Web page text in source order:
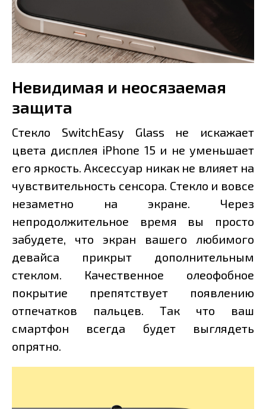
Невидимая и неосязаемая
защита
Стекло SwitchEasy Glass не искажает
цвета дисплея iPhone 15 и не уменьшает
его яркость. Аксессуар никак не влияет на
чувствительность сенсора. Стекло и вовсе
незаметно на экране. Через
непродолжительное время вы просто
забудете, что экран вашего любимого
девайса прикрыт дополнительным
стеклом. Качественное олеофобное
покрытие препятствует появлению
отпечатков пальцев. Так что ваш
смартфон всегда будет выглядеть
опрятно.